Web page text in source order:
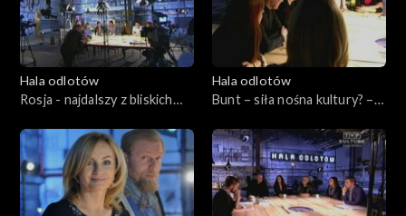
Hala odlotów
Rosja - najdalszy z bliskich
Hala odlotów
Bunt – siła nośna kultury? –